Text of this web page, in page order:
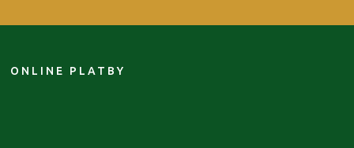
ONLINE PLATBY